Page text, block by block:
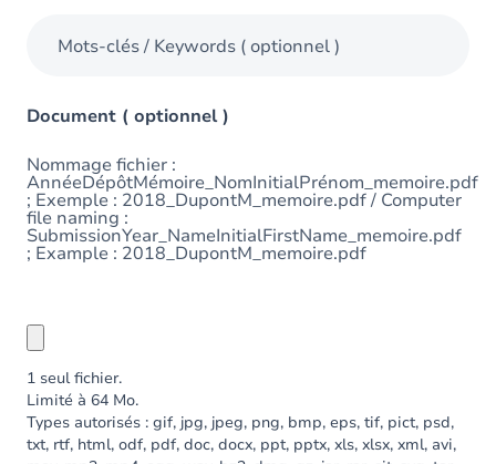
Mots-clés / Keywords ( optionnel )
Nommage fichier :
AnnéeDépôtMémoire_NomInitialPrénom_memoire.pdf
; Exemple : 2018_DupontM_memoire.pdf / Computer
file naming :
SubmissionYear_NameInitialFirstName_memoire.pdf
; Example : 2018_DupontM_memoire.pdf
Document ( optionnel )
1 seul fichier.
Limité à 64 Mo.
Types autorisés : gif, jpg, jpeg, png, bmp, eps, tif, pict, psd,
txt, rtf, html, odf, pdf, doc, docx, ppt, pptx, xls, xlsx, xml, avi,